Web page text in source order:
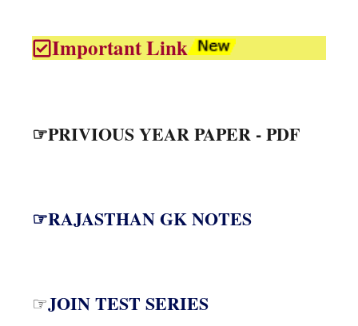
Important Link
☞PRIVIOUS YEAR PAPER - PDF
☞RAJASTHAN GK NOTES
☞JOIN TEST SERIES